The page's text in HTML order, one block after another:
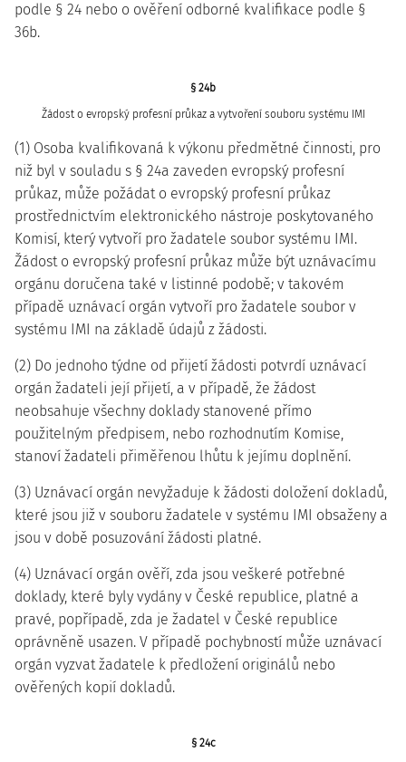
podle § 24 nebo o ověření odborné kvalifikace podle §
36b.
§ 24b
Žádost o evropský profesní průkaz a vytvoření souboru systému IMI
(1) Osoba kvalifikovaná k výkonu předmětné činnosti, pro
niž byl v souladu s § 24a zaveden evropský profesní
průkaz, může požádat o evropský profesní průkaz
prostřednictvím elektronického nástroje poskytovaného
Komisí, který vytvoří pro žadatele soubor systému IMI.
Žádost o evropský profesní průkaz může být uznávacímu
orgánu doručena také v listinné podobě; v takovém
případě uznávací orgán vytvoří pro žadatele soubor v
systému IMI na základě údajů z žádosti.
(2) Do jednoho týdne od přijetí žádosti potvrdí uznávací
orgán žadateli její přijetí, a v případě, že žádost
neobsahuje všechny doklady stanovené přímo
použitelným předpisem, nebo rozhodnutím Komise,
stanoví žadateli přiměřenou lhůtu k jejímu doplnění.
(3) Uznávací orgán nevyžaduje k žádosti doložení dokladů,
které jsou již v souboru žadatele v systému IMI obsaženy a
jsou v době posuzování žádosti platné.
(4) Uznávací orgán ověří, zda jsou veškeré potřebné
doklady, které byly vydány v České republice, platné a
pravé, popřípadě, zda je žadatel v České republice
oprávněně usazen. V případě pochybností může uznávací
orgán vyzvat žadatele k předložení originálů nebo
ověřených kopií dokladů.
§ 24c